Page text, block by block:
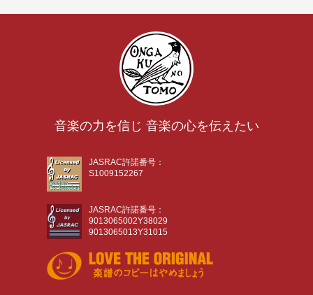
音楽の力を信じ 音楽の心を伝えたい
JASRAC許諾番号：
S1009152267
JASRAC許諾番号：
9013065002Y38029
9013065013Y31015